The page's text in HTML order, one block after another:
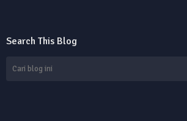
Search This Blog